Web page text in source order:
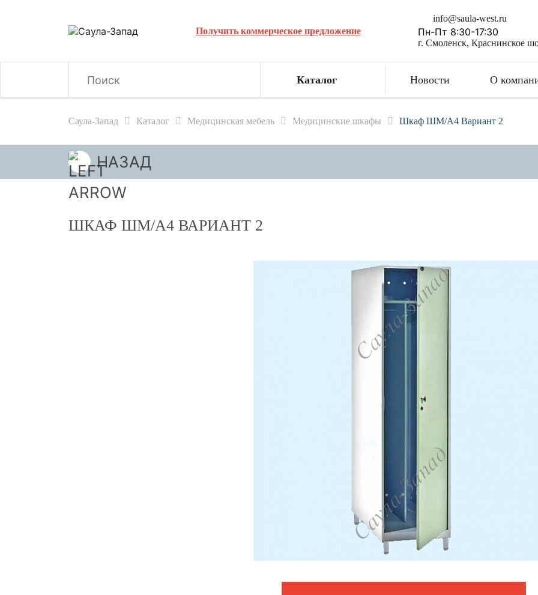
Получить коммерческое предложение
info@saula-west.ru
Пн-Пт 8:30-17:30
г. Смоленск, Краснинское
Каталог Новости О
Саула-Запад Каталог Медицинская мебель Медицинские шкафы Шкаф ШМ/А4 Вариант 2
НАЗАД
ШКАФ ШМ/А4 ВАРИАНТ 2